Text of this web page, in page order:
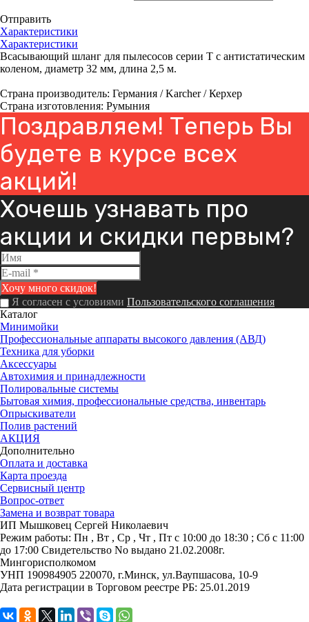
Отправить
Характеристики
Характеристики
Всасывающий шланг для пылесосов серии Т с антистатическим
коленом, диаметр 32 мм, длина 2,5 м.
Страна производитель: Германия / Karcher / Керхер
Страна изготовления: Румыния
Поздравляем! Теперь Вы
будете в курсе всех
акций!
Хочешь узнавать про
акции и скидки первым?
Я согласен с условиями Пользовательского соглашения
Каталог
Минимойки
Профессиональные аппараты высокого давления (АВД)
Техника для уборки
Аксессуары
Автохимия и принадлежности
Полировальные системы
Бытовая химия, профессиональные средства, инвентарь
Опрыскиватели
Полив растений
АКЦИЯ
Дополнительно
Оплата и доставка
Карта проезда
Сервисный центр
Вопрос-ответ
Замена и возврат товара
ИП Мышковец Сергей Николаевич
Режим работы: Пн , Вт , Ср , Чт , Пт c 10:00 до 18:30 ; Сб c 11:00
до 17:00 Свидетельство No выдано 21.02.2008г.
Мингорисполкомом
УНП 190984905 220070, г.Минск, ул.Ваупшасова, 10-9
Дата регистрации в Торговом реестре РБ: 25.01.2019